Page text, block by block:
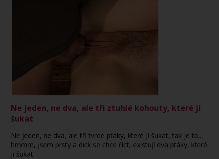
Ne jeden, ne dva, ale tři ztuhlé kohouty, které ji
šukat
Ne jeden, ne dva, ale tři tvrdé ptáky, které jí šukat, tak je to...
hmmm, jsem prsty a dick se chce říct, existují dva ptáky, které
ji šukat.